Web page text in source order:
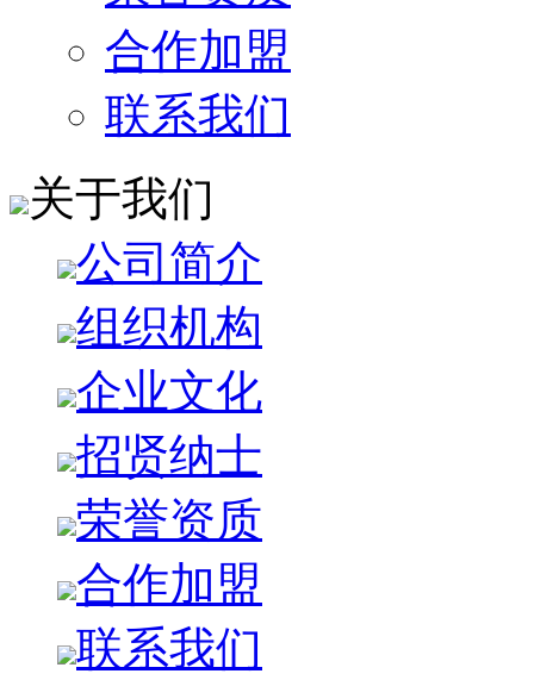
合作加盟
联系我们
关于我们
公司简介
组织机构
企业文化
招贤纳士
荣誉资质
合作加盟
联系我们